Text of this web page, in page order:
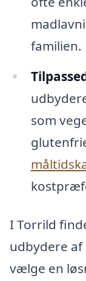
familien.
som
I Torrild
udbydere af
vælge en